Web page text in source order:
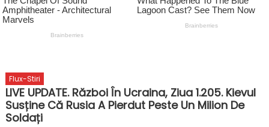
Flux-Stiri
LIVE UPDATE. Război În Ucraina, Ziua 1.205. Kievul
Susține Că Rusia A Pierdut Peste Un Milion De
Soldați